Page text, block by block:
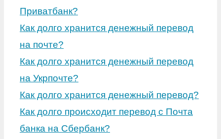
Приватбанк?
Как долго хранится денежный перевод
на почте?
Как долго хранится денежный перевод
на Укрпочте?
Как долго хранится денежный перевод?
Как долго происходит перевод с Почта
банка на Сбербанк?